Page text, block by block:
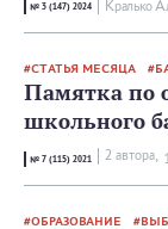
№ 3 (147) 2024 Кралько
СТАТЬЯ МЕСЯЦА
Памятка по
школьного
№ 7 (115) 2021 2 автора,
ОБРАЗОВАНИЕ